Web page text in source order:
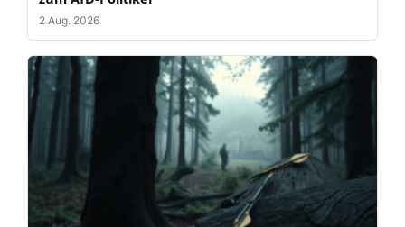
2 Aug. 2026